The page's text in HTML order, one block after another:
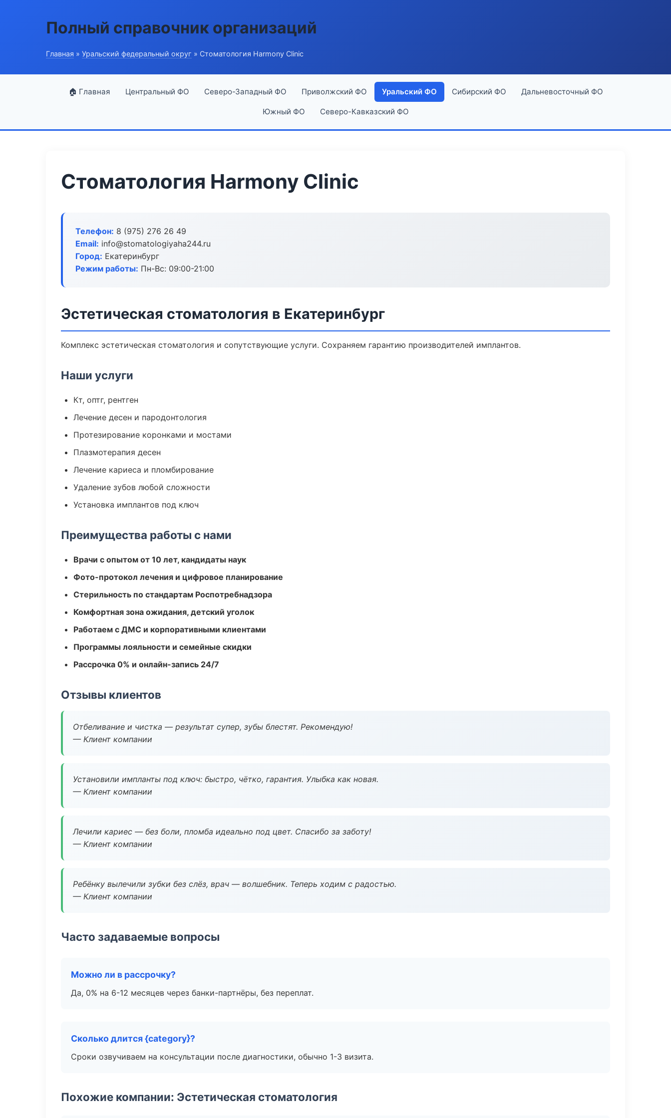
Полный справочник организаций
Главная » Уральский федеральный округ » Стоматология Harmony Clinic
🏠 Главная Центральный ФО Северо-Западный ФО Приволжский ФО Уральский ФО Сибирский ФО Дальневосточный ФО
Южный ФО Северо-Кавказский ФО
Стоматология Harmony Clinic
Телефон: 8 (975) 276 26 49
Email: info@stomatologiyaha244.ru
Город: Екатеринбург
Режим работы: Пн-Вс: 09:00-21:00
Эстетическая стоматология в Екатеринбург
Комплекс эстетическая стоматология и сопутствующие услуги. Сохраняем гарантию производителей имплантов.
Наши услуги
Кт, оптг, рентген
Лечение десен и пародонтология
Протезирование коронками и мостами
Плазмотерапия десен
Лечение кариеса и пломбирование
Удаление зубов любой сложности
Установка имплантов под ключ
Преимущества работы с нами
Врачи с опытом от 10 лет, кандидаты наук
Фото-протокол лечения и цифровое планирование
Стерильность по стандартам Роспотребнадзора
Комфортная зона ожидания, детский уголок
Работаем с ДМС и корпоративными клиентами
Программы лояльности и семейные скидки
Рассрочка 0% и онлайн-запись 24/7
Отзывы клиентов
Отбеливание и чистка — результат супер, зубы блестят. Рекомендую!
— Клиент компании
Установили импланты под ключ: быстро, чётко, гарантия. Улыбка как новая.
— Клиент компании
Лечили кариес — без боли, пломба идеально под цвет. Спасибо за заботу!
— Клиент компании
Ребёнку вылечили зубки без слёз, врач — волшебник. Теперь ходим с радостью.
— Клиент компании
Часто задаваемые вопросы
Можно ли в рассрочку?
Да, 0% на 6-12 месяцев через банки-партнёры, без переплат.
Сколько длится {category}?
Сроки озвучиваем на консультации после диагностики, обычно 1-3 визита.
Похожие компании: Эстетическая стоматология